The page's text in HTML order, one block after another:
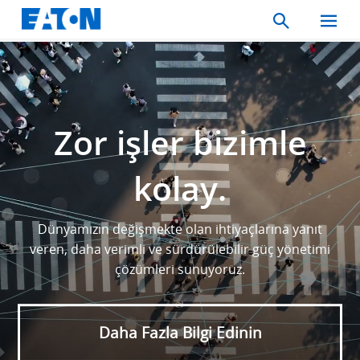
Search
Toggle
Mobile
Menu
Zor işler bizimle
kolay.
Dünyamızın değişmekte olan ihtiyaçlarına yanıt
veren, daha verimli ve sürdürülebilir güç yönetimi
çözümleri sunuyoruz.
Daha Fazla Bilgi Edinin